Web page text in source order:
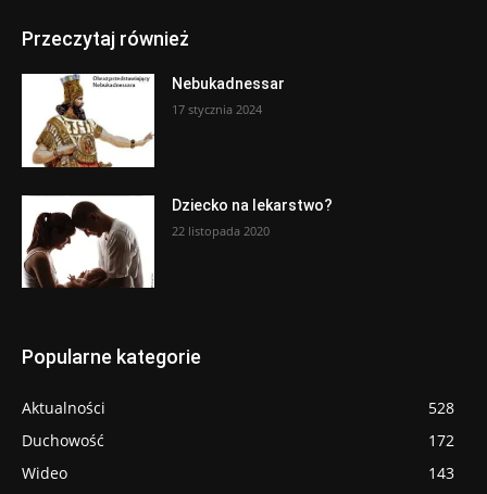
Przeczytaj również
Nebukadnessar
17 stycznia 2024
Dziecko na lekarstwo?
22 listopada 2020
Popularne kategorie
Aktualności
528
Duchowość
172
Wideo
143